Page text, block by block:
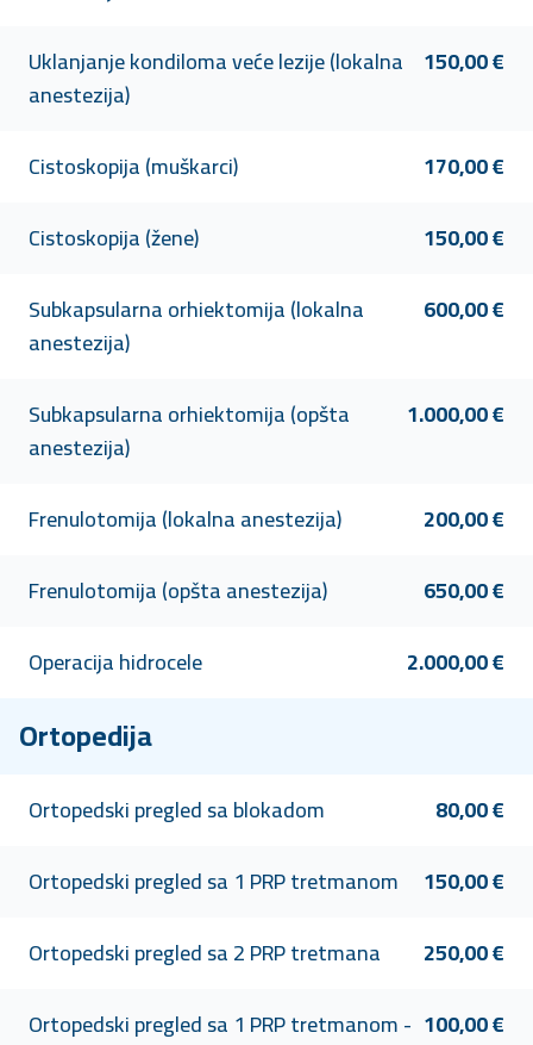
Uklanjanje kondiloma veće lezije (lokalna
anestezija)
150,00 €
Cistoskopija (muškarci)
170,00 €
Cistoskopija (žene)
150,00 €
Subkapsularna orhiektomija (lokalna
anestezija)
600,00 €
Subkapsularna orhiektomija (opšta
anestezija)
1.000,00 €
Frenulotomija (lokalna anestezija)
200,00 €
Frenulotomija (opšta anestezija)
650,00 €
Operacija hidrocele
2.000,00 €
Ortopedija
Ortopedski pregled sa blokadom
80,00 €
Ortopedski pregled sa 1 PRP tretmanom
150,00 €
Ortopedski pregled sa 2 PRP tretmana
250,00 €
Ortopedski pregled sa 1 PRP tretmanom - 100,00 €